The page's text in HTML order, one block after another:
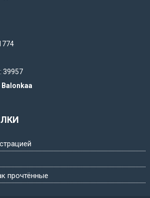
39957
Balonkaa
прочтённые